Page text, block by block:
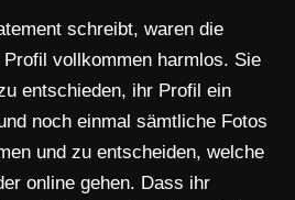
schreibt, waren die
vollkommen harmlos. Sie
entschieden, ihr Profil ein
noch einmal sämtliche Fotos
und zu entscheiden, welche
online gehen. Dass ihr